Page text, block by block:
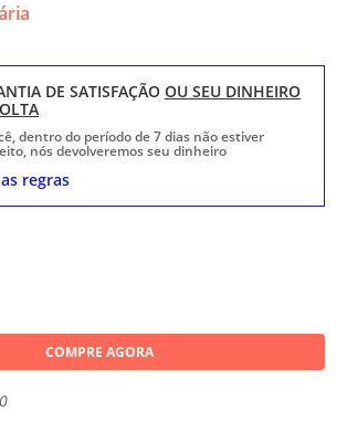
COMPRE AGORA
DE SATISFAÇÃO OU SEU DINHEIRO
dentro do período de 7 dias não estiver
nós devolveremos seu dinheiro
regras